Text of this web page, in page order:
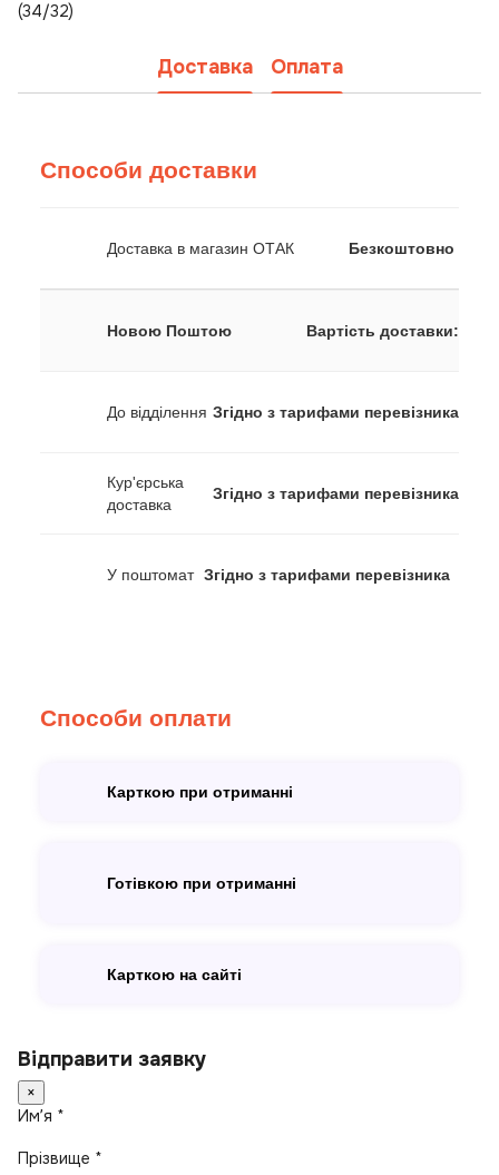
(34/32)
Доставка Оплата
Способи доставки
Доставка в магазин ОТАК Безкоштовно
Новою Поштою Вартість доставки:
До відділення Згідно з тарифами перевізника
Кур'єрська
доставка
Згідно з тарифами перевізника
У поштомат Згідно з тарифами перевізника
Способи оплати
Карткою при отриманні
Готівкою при отриманні
Карткою на сайті
Відправити заявку
×
Имʼя *
Прізвище *